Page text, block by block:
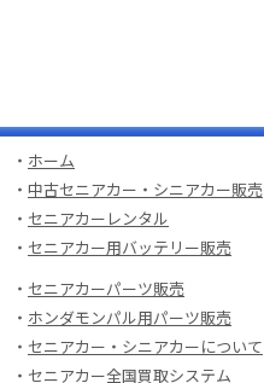
・ ホーム
・ 中古セニアカー・シニアカー販売
・ セニアカーレンタル
・ セニアカー用バッテリー販売
・ セニアカーパーツ販売
・ ホンダモンパル用パーツ販売
・ セニアカー・シニアカーについて
・ セニアカー全国買取システム